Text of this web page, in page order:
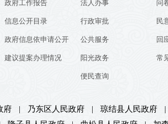
政府工作报告
信息公开目录
政府信息依申请公开
建议提案办理情况
法人办事
行政审批
公共服务
阳光政务
便民查询
问
民
回
常
府 | 乃东区人民政府 | 琼结县人民政府 |